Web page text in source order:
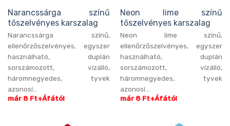
Narancssárga színű
tőszelvényes karszalag
Narancssárga színű,
ellenőrzőszelvényes, egyszer
használható, duplán
sorszámozott, vízálló,
háromnegyedes, tyvek
azonosí...
már 8 Ft+Áfától
Neon lime színű
tőszelvényes karszalag
Neon lime színű,
ellenőrzőszelvényes, egyszer
használható, duplán
sorszámozott, vízálló,
háromnegyedes, tyvek
azonosí...
már 8 Ft+Áfától